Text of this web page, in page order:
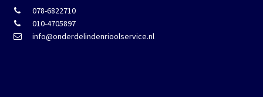
078-6822710
010-4705897
info@onderdelindenrioolservice.nl